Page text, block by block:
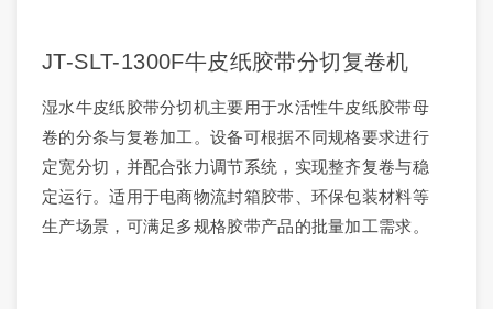
JT-SLT-1300F牛皮纸胶带分切复卷机
湿水牛皮纸胶带分切机主要用于水活性牛皮纸胶带母
卷的分条与复卷加工。设备可根据不同规格要求进行
定宽分切，并配合张力调节系统，实现整齐复卷与稳
定运行。适用于电商物流封箱胶带、环保包装材料等
生产场景，可满足多规格胶带产品的批量加工需求。